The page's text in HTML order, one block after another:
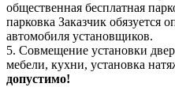
общественная бесплатная
парковка Заказчик обязуется
автомобиля установщиков.
5. Совмещение установки
мебели, кухни, установка
допустимо!